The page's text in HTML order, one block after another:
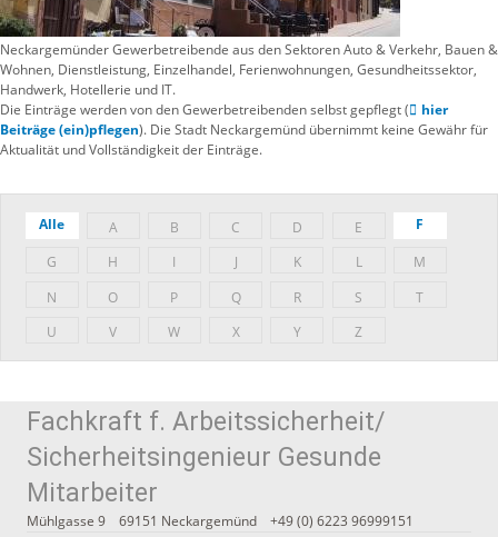
Neckargemünder Gewerbetreibende aus den Sektoren Auto & Verkehr, Bauen &
Wohnen, Dienstleistung, Einzelhandel, Ferienwohnungen, Gesundheitssektor,
Handwerk, Hotellerie und IT.
Die Einträge werden von den Gewerbetreibenden selbst gepflegt (
hier
Beiträge (ein)pflegen). Die Stadt Neckargemünd übernimmt keine Gewähr für
Aktualität und Vollständigkeit der Einträge.
Alle A B C D E F
G H I J K L
M
N
O P Q R S
T
U
V W X Y Z
Fachkraft f. Arbeitssicherheit/
Sicherheitsingenieur Gesunde
Mitarbeiter
Mühlgasse 9 69151 Neckargemünd
+49 (0) 6223 96999151